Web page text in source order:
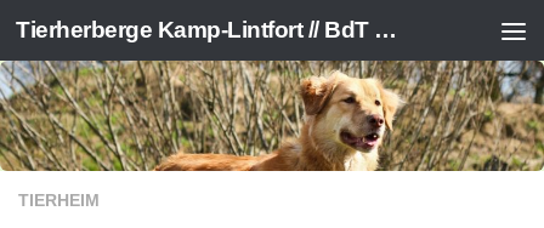
Zum Inhalt springen Tierherberge Kamp-Lintfort // BdT e.V.
TIERHEIM